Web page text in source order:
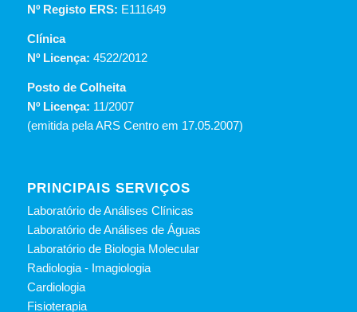
Nº Registo ERS: E111649
Clínica
Nº Licença: 4522/2012
Posto de Colheita
Nº Licença: 11/2007
(emitida pela ARS Centro em 17.05.2007)
PRINCIPAIS SERVIÇOS
Laboratório de Análises Clínicas
Laboratório de Análises de Águas
Laboratório de Biologia Molecular
Radiologia - Imagiologia
Cardiologia
Fisioterapia